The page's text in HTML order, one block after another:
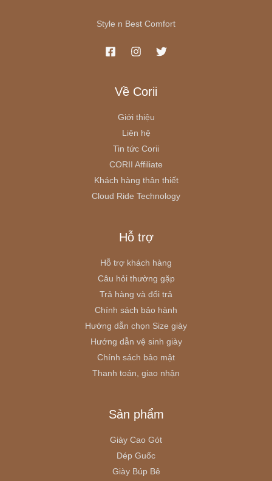
Style n Best Comfort
Về Corii
Giới thiệu
Liên hệ
Tin tức Corii
CORII Affiliate
Khách hàng thân thiết
Cloud Ride Technology
Hỗ trợ
Hỗ trợ khách hàng
Câu hỏi thường gặp
Trả hàng và đổi trả
Chính sách bảo hành
Hướng dẫn chọn Size giày
Hướng dẫn vệ sinh giày
Chính sách bảo mật
Thanh toán, giao nhận
Sản phẩm
Giày Cao Gót
Dép Guốc
Giày Búp Bê